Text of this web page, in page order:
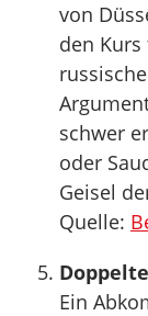
von
den
schwer
oder
Geisel
Quelle:
Ein